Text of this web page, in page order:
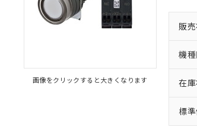
画像をクリックすると大きくなります
販
機
在
標